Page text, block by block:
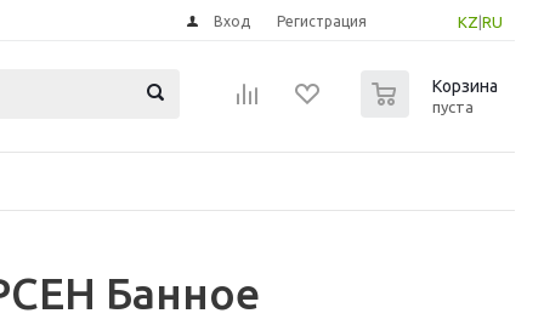
KZ RU
Вход Регистрация
Корзина
пуста
Банное